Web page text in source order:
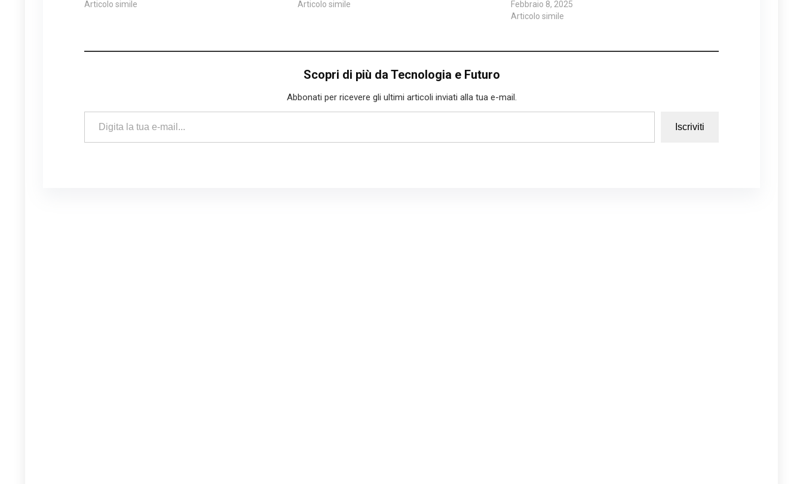
Articolo simile
Articolo simile
Febbraio 8, 2025
Articolo simile
Scopri di più da Tecnologia e Futuro
Abbonati per ricevere gli ultimi articoli inviati alla tua e-mail.
Digita la tua e-mail...
Iscriviti